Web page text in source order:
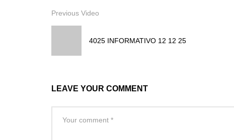
Previous Video
4025 INFORMATIVO 12 12 25
LEAVE YOUR COMMENT